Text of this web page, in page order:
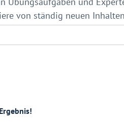
von ständig neuen